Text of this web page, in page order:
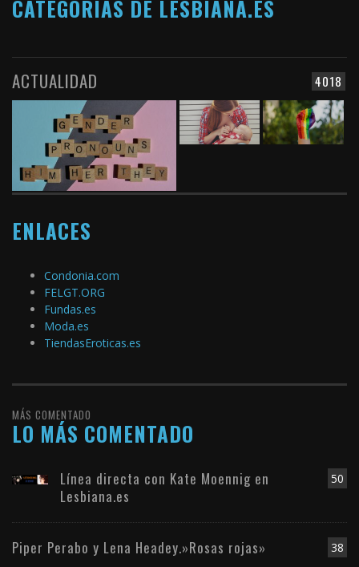
CATEGORÍAS DE LESBIANA.ES
4018
ACTUALIDAD
ENLACES
Condonia.com
FELGT.ORG
Fundas.es
Moda.es
TiendasEroticas.es
MÁS COMENTADO
LO MÁS COMENTADO
50
Línea directa con Kate Moennig en
Lesbiana.es
38
Piper Perabo y Lena Headey.»Rosas rojas»